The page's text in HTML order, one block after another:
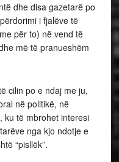
dhe disa gazetarë po
i fjalëve të
për to) në vend të
më të pranueshëm
cilin po e ndaj me ju,
në politikë, në
ku të mbrohet interesi
nga kjo ndotje e
“pisllëk”.